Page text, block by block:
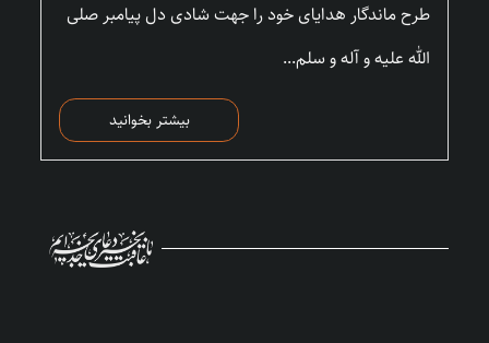
طرح ماندگار هدایای خود را جهت شادی دل پیامبر صلی
الله علیه و آله و سلم...
بیشتر بخوانید